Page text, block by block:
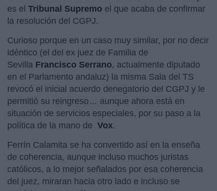
es el Tribunal Supremo el que acaba de confirmar
la resolución del CGPJ.
Curioso porque en un caso muy similar, por no decir
idéntico (el del ex juez de Familia de
Sevilla Francisco Serrano, actualmente diputado
en el Parlamento andaluz) la misma Sala del TS
revocó el inicial acuerdo denegatorio del CGPJ y le
permitió su reingreso… aunque ahora está en
situación de servicios especiales, por su paso a la
política de la mano de Vox.
Ferrín Calamita se ha convertido así en la enseña
de coherencia, aunque incluso muchos juristas
católicos, a lo mejor señalados por esa coherencia
del juez, miraran hacia otro lado e incluso se